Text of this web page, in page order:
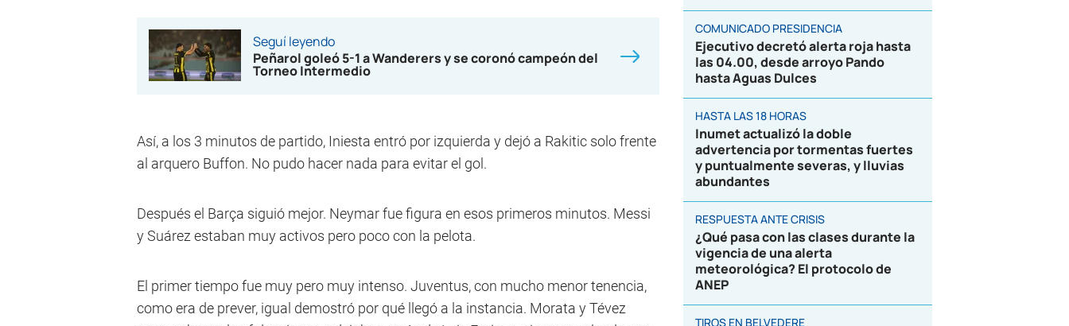
Seguí leyendo
Peñarol goleó 5-1 a Wanderers y se coronó campeón del
Torneo Intermedio
Así, a los 3 minutos de partido, Iniesta entró por izquierda y dejó a Rakitic solo frente
al arquero Buffon. No pudo hacer nada para evitar el gol.
Después el Barça siguió mejor. Neymar fue figura en esos primeros minutos. Messi
y Suárez estaban muy activos pero poco con la pelota.
El primer tiempo fue muy pero muy intenso. Juventus, con mucho menor tenencia,
como era de prever, igual demostró por qué llegó a la instancia. Morata y Tévez
COMUNICADO PRESIDENCIA
Ejecutivo decretó alerta roja hasta
las 04.00, desde arroyo Pando
hasta Aguas Dulces
HASTA LAS 18 HORAS
Inumet actualizó la doble
advertencia por tormentas fuertes
y puntualmente severas, y lluvias
abundantes
RESPUESTA ANTE CRISIS
¿Qué pasa con las clases durante la
vigencia de una alerta
meteorológica? El protocolo de
ANEP
TIROS EN BELVEDERE